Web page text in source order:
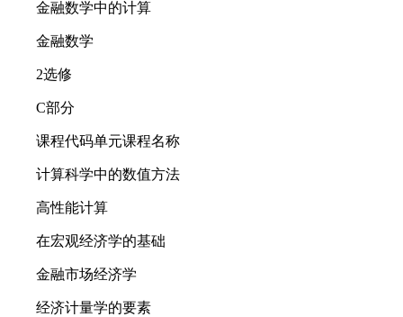
金融数学中的计算
金融数学
2选修
C部分
课程代码单元课程名称
计算科学中的数值方法
高性能计算
在宏观经济学的基础
金融市场经济学
经济计量学的要素